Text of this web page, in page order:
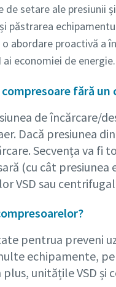
setare ale presiunii
păstrarea
abordare proactivă a
economiei de energie.
fără un
de încărcare/
Dacă presiunea
Secvența va fi
(cu cât
VSD sau
pentrua preveni
echipamente,
unitățile VSD